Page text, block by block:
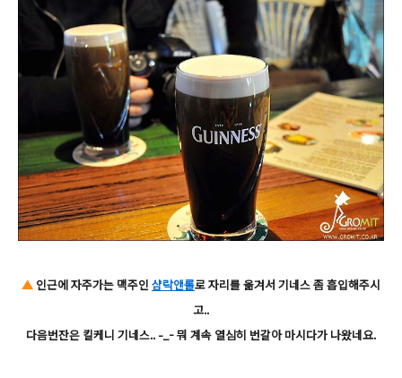
▲ 인근에 자주가는 맥주인 샴락앤롤로 자리를 옮겨서 기네스 좀 흡입해주시
고..
다음번잔은 킬케니 기네스.. -_- 뭐 계속 열심히 번갈아 마시다가 나왔네요.